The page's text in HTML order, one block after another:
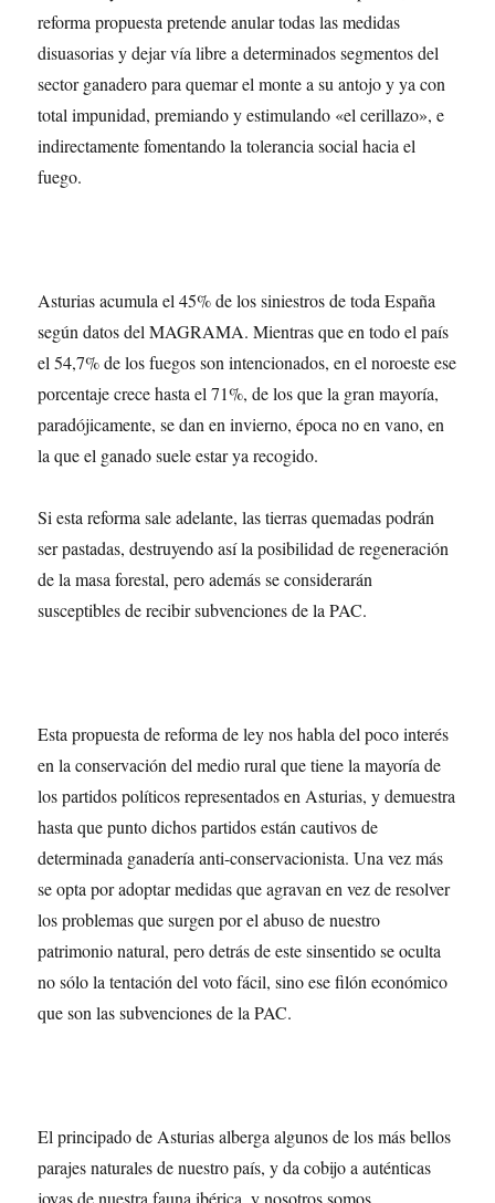
reforma propuesta pretende anular todas las medidas
disuasorias y dejar vía libre a determinados segmentos del
sector ganadero para quemar el monte a su antojo y ya con
total impunidad, premiando y estimulando «el cerillazo», e
indirectamente fomentando la tolerancia social hacia el
fuego.
Asturias acumula el 45% de los siniestros de toda España
según datos del MAGRAMA. Mientras que en todo el país
el 54,7% de los fuegos son intencionados, en el noroeste ese
porcentaje crece hasta el 71%, de los que la gran mayoría,
paradójicamente, se dan en invierno, época no en vano, en
la que el ganado suele estar ya recogido.
Si esta reforma sale adelante, las tierras quemadas podrán
ser pastadas, destruyendo así la posibilidad de regeneración
de la masa forestal, pero además se considerarán
susceptibles de recibir subvenciones de la PAC.
Esta propuesta de reforma de ley nos habla del poco interés
en la conservación del medio rural que tiene la mayoría de
los partidos políticos representados en Asturias, y demuestra
hasta que punto dichos partidos están cautivos de
determinada ganadería anti-conservacionista. Una vez más
se opta por adoptar medidas que agravan en vez de resolver
los problemas que surgen por el abuso de nuestro
patrimonio natural, pero detrás de este sinsentido se oculta
no sólo la tentación del voto fácil, sino ese filón económico
que son las subvenciones de la PAC.
El principado de Asturias alberga algunos de los más bellos
parajes naturales de nuestro país, y da cobijo a auténticas
joyas de nuestra fauna ibérica, y nosotros somos